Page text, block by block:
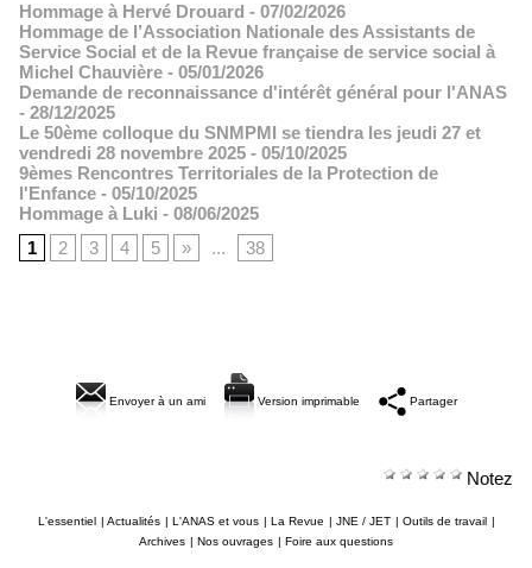
Hommage à Hervé Drouard - 07/02/2026
Hommage de l’Association Nationale des Assistants de
Service Social et de la Revue française de service social à
Michel Chauvière - 05/01/2026
Demande de reconnaissance d'intérêt général pour l'ANAS
- 28/12/2025
Le 50ème colloque du SNMPMI se tiendra les jeudi 27 et
vendredi 28 novembre 2025 - 05/10/2025
9èmes Rencontres Territoriales de la Protection de
l'Enfance - 05/10/2025
Hommage à Luki - 08/06/2025
1
2 3 4 5 » ... 38
Envoyer à un ami Version imprimable Partager
Notez
L'essentiel | Actualités | L'ANAS et vous | La Revue | JNE / JET | Outils de travail |
Archives | Nos ouvrages | Foire aux questions